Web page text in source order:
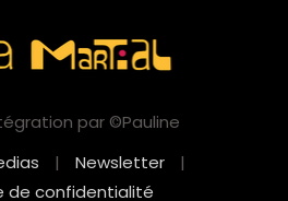
par ©Pauline
| Newsletter
|
de confidentialité